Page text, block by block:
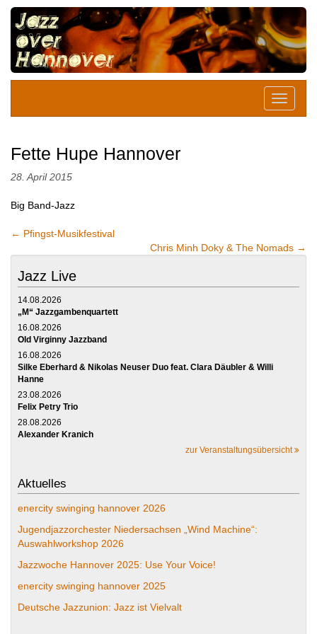
Fette Hupe Hannover
28. April 2015
Big Band-Jazz
← Pfingst-Musikfestival
Chris Minh Doky & The Nomads →
Jazz Live
14.08.2026
„M“ Jazzgambenquartett
16.08.2026
Old Virginny Jazzband
16.08.2026
Silke Eberhard & Nikolas Neuser Duo feat. Clara Däubler & Willi
Hanne
23.08.2026
Felix Petry Trio
28.08.2026
Alexander Kranich
zur Veranstaltungsübersicht
Aktuelles
enercity swinging hannover 2026
Jugendjazzorchester Niedersachsen „Wind Machine“:
Auswahlworkshop 2026
Jazzwoche Hannover 2025: Use Your Voice!
enercity swinging hannover 2025
Deutsche Jazzunion: Jazz ist Vielvalt